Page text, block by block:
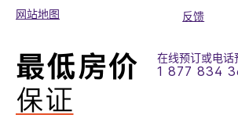
网站地图
反馈
在线预订或电话
1 877 834